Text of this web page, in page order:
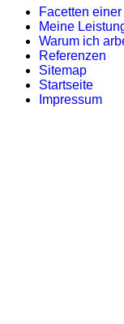
Facetten
Meine
Warum ich
Referenzen
Sitemap
Startseite
Impressum